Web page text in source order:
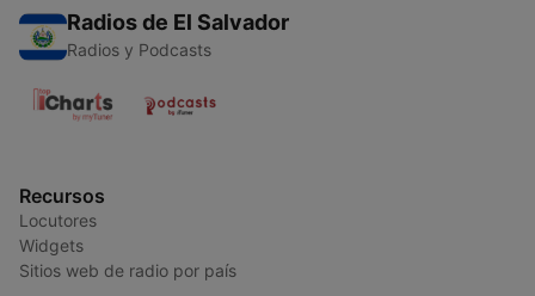
Radios de El Salvador
Radios y Podcasts
Recursos
Locutores
Widgets
Sitios web de radio por país